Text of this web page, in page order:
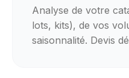
Analyse de votre
lots, kits), de vos
saisonnalité. Devis